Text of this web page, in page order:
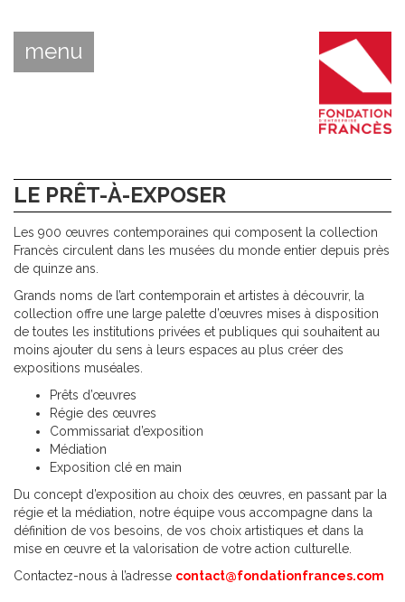
menu
LE PRÊT-À-EXPOSER
Les 900 œuvres contemporaines qui composent la collection
Francès circulent dans les musées du monde entier depuis près
de quinze ans.
Grands noms de l’art contemporain et artistes à découvrir, la
collection offre une large palette d’œuvres mises à disposition
de toutes les institutions privées et publiques qui souhaitent au
moins ajouter du sens à leurs espaces au plus créer des
expositions muséales.
Prêts d’œuvres
Régie des œuvres
Commissariat d’exposition
Médiation
Exposition clé en main
Du concept d’exposition au choix des œuvres, en passant par la
régie et la médiation, notre équipe vous accompagne dans la
définition de vos besoins, de vos choix artistiques et dans la
mise en œuvre et la valorisation de votre action culturelle.
Contactez-nous à l’adresse contact@fondationfrances.com